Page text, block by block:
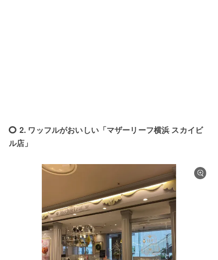
2. ワッフルがおいしい「マザーリーフ横浜 スカイビ
ル店」